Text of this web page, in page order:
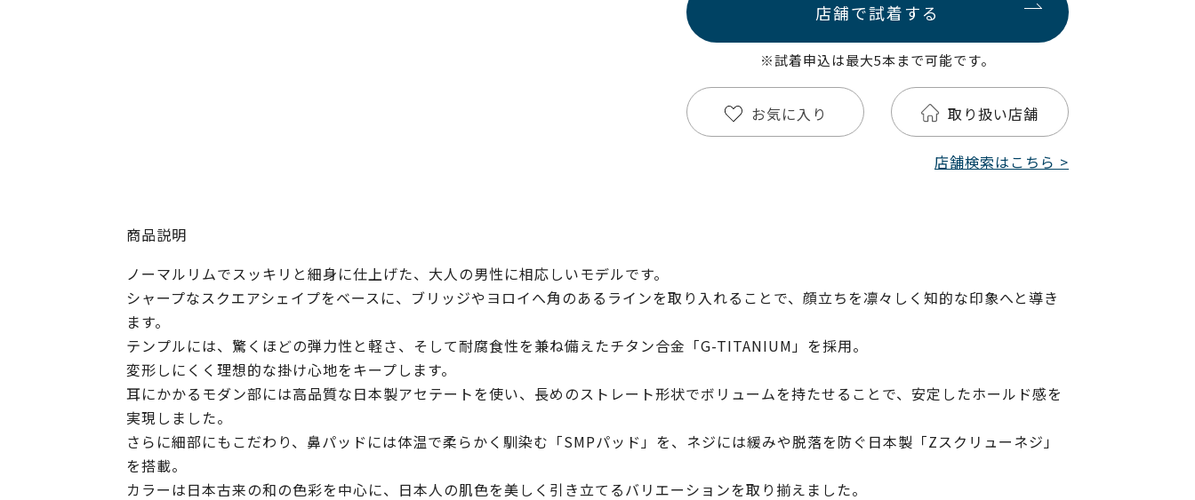
店舗で試着する
※試着申込は最大5本まで可能です。
お気に入り 取り扱い店舗
店舗検索はこちら >
商品説明
ノーマルリムでスッキリと細身に仕上げた、大人の男性に相応しいモデルです。
シャープなスクエアシェイプをベースに、ブリッジやヨロイへ角のあるラインを取り入れることで、顔立ちを凛々しく知的な印象へと導き
ます。
テンプルには、驚くほどの弾力性と軽さ、そして耐腐食性を兼ね備えたチタン合金「G-TITANIUM」を採用。
変形しにくく理想的な掛け心地をキープします。
耳にかかるモダン部には高品質な日本製アセテートを使い、長めのストレート形状でボリュームを持たせることで、安定したホールド感を
実現しました。
さらに細部にもこだわり、鼻パッドには体温で柔らかく馴染む「SMPパッド」を、ネジには緩みや脱落を防ぐ日本製「Zスクリューネジ」
を搭載。
カラーは日本古来の和の色彩を中心に、日本人の肌色を美しく引き立てるバリエーションを取り揃えました。